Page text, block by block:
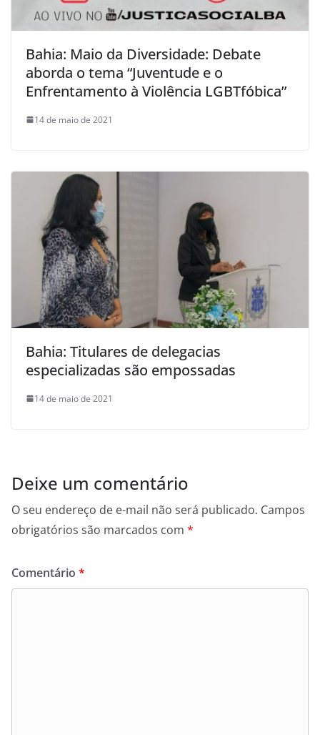
Bahia: Maio da Diversidade: Debate
aborda o tema “Juventude e o
Enfrentamento à Violência LGBTfóbica”
14 de maio de 2021
Bahia: Titulares de delegacias
especializadas são empossadas
14 de maio de 2021
Deixe um comentário
O seu endereço de e-mail não será publicado. Campos
obrigatórios são marcados com *
Comentário *